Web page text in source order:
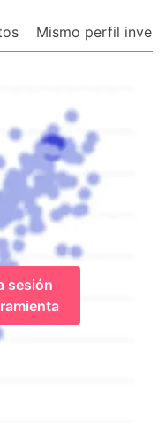
Mismo perfil
sesión